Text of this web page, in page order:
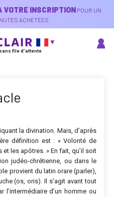
VOTRE INSCRIPTION POUR UN
ACHETÉES
file d'attente
la divination. Mais, d’après
définition est : « Volonté de
les apôtres. » En fait, qu’il soit
judéo-chrétienne, ou dans le
provient du latin orare (parler),
(os, oris). Il s’agit avant tout
l’intermédiaire d’un homme ou